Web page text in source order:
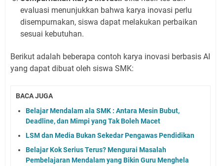
evaluasi menunjukkan bahwa karya inovasi perlu
disempurnakan, siswa dapat melakukan perbaikan
sesuai kebutuhan.
Berikut adalah beberapa contoh karya inovasi berbasis AI
yang dapat dibuat oleh siswa SMK:
BACA JUGA
Belajar Mendalam ala SMK : Antara Mesin Bubut,
Deadline, dan Mimpi yang Tak Boleh Macet
LSM dan Media Bukan Sekedar Pengawas Pendidikan
Belajar Kok Serius Terus? Mengurai Masalah
Pembelajaran Mendalam yang Bikin Guru Menghela